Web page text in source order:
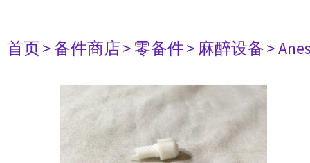
首页> 备件商店> 零备件> 麻醉设备>